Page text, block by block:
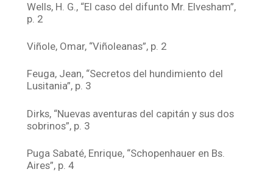
Wells, H. G., “El caso del difunto Mr. Elvesham”,
p. 2
Viñole, Omar, “Viñoleanas”, p. 2
Feuga, Jean, “Secretos del hundimiento del
Lusitania”, p. 3
Dirks, “Nuevas aventuras del capitán y sus dos
sobrinos”, p. 3
Puga Sabaté, Enrique, “Schopenhauer en Bs.
Aires”, p. 4